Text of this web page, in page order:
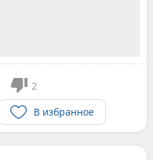
2
В избранное